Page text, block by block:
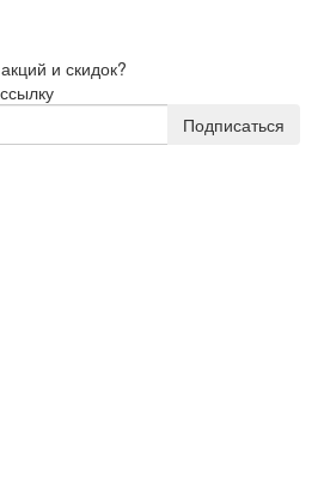
и скидок?
Подписаться